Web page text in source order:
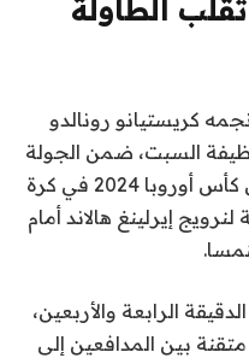
تقلب الطاولة
كريستيانو رونالدو
السبت، ضمن الجولة
الثالثة من التصفيات المؤهلة إلى كأس أوروبا 2024 في كرة
إيرلينغ هالاند أمام
الرابعة والأربعين،
بين المدافعين إلى